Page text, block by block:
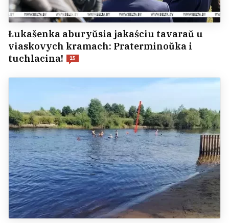
Łukašenka aburyŭsia jakaściu tavaraŭ u
viaskovych kramach: Praterminoŭka i
tuchlacina!
15